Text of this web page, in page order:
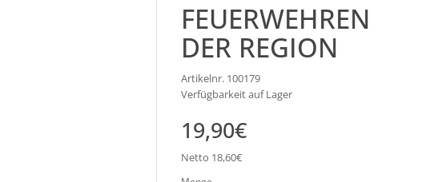
FEUERWEHREN
DER REGION
Artikelnr. 100179
Verfügbarkeit auf Lager
19,90€
Netto 18,60€